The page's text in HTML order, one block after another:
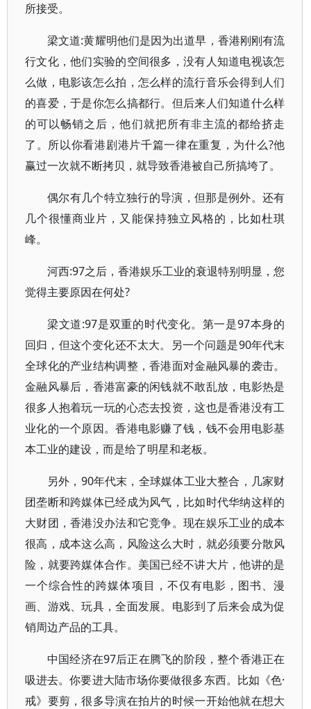
所接受。
梁文道:黄耀明他们是因为出道早，香港刚刚有流
行文化，他们实验的空间很多，没有人知道电视该怎
么做，电影该怎么拍，怎么样的流行音乐会得到人们
的喜爱，于是你怎么搞都行。但后来人们知道什么样
的可以畅销之后，他们就把所有非主流的都给挤走
了。所以你看港剧港片千篇一律在重复，为什么?他
赢过一次就不断拷贝，就导致香港被自己所搞垮了。
偶尔有几个特立独行的导演，但那是例外。还有
几个很懂商业片，又能保持独立风格的，比如杜琪
峰。
河西:97之后，香港娱乐工业的衰退特别明显，您
觉得主要原因在何处?
梁文道:97是双重的时代变化。第一是97本身的
回归，但这个变化还不太大。另一个问题是90年代末
全球化的产业结构调整，香港面对金融风暴的袭击。
金融风暴后，香港富豪的闲钱就不敢乱放，电影热是
很多人抱着玩一玩的心态去投资，这也是香港没有工
业化的一个原因。香港电影赚了钱，钱不会用电影基
本工业的建设，而是给了明星和老板。
另外，90年代末，全球媒体工业大整合，几家财
团垄断和跨媒体已经成为风气，比如时代华纳这样的
大财团，香港没办法和它竞争。现在娱乐工业的成本
很高，成本这么高，风险这么大时，就必须要分散风
险，就要跨媒体合作。美国已经不讲大片，他讲的是
一个综合性的跨媒体项目，不仅有电影，图书、漫
画、游戏、玩具，全面发展。电影到了后来会成为促
销周边产品的工具。
中国经济在97后正在腾飞的阶段，整个香港正在
吸进去。你要进大陆市场你要做很多东西。比如《色·
戒》要剪，很多导演在拍片的时候一开始他就在想大